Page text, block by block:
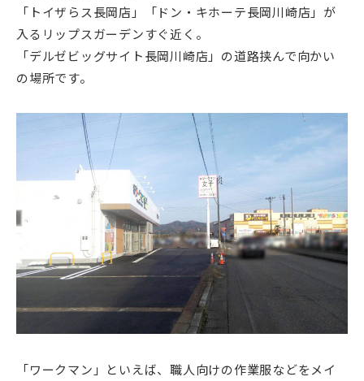
「トイザらス長岡店」「ドン・キホーテ長岡川崎店」が
入るリップスガーデンすぐ近く。
「デルゼビッグサイト長岡川崎店」の道路挟んで向かい
の場所です。
「ワークマン」といえば、職人向けの作業服などをメイ